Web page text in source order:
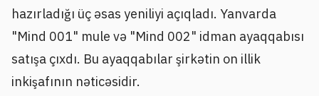
hazırladığı üç əsas yeniliyi açıqladı. Yanvarda
"Mind 001" mule və "Mind 002" idman ayaqqabısı
satışa çıxdı. Bu ayaqqabılar şirkətin on illik
inkişafının nəticəsidir.